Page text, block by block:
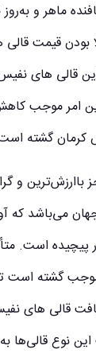
ماهر و به‌روز
بودن قیمت
قالی‌ های نفیس
امر موجب
کرمان گشته
و
می‌باشد که
پیچیده است.
گشته است
قالی‌ های
نوع قالی‌ها